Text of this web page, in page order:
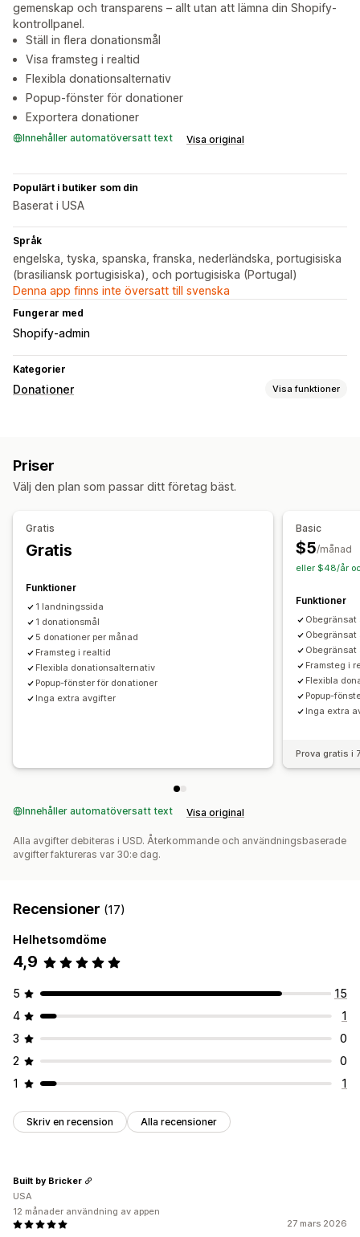
gemenskap och transparens – allt utan att lämna din Shopify-
kontrollpanel.
Ställ in flera donationsmål
Visa framsteg i realtid
Flexibla donationsalternativ
Popup-fönster för donationer
Exportera donationer
Innehåller automatöversatt text Visa original
Populärt i butiker som din
Baserat i USA
Språk
engelska, tyska, spanska, franska, nederländska, portugisiska
(brasiliansk portugisiska), och portugisiska (Portugal)
Denna app finns inte översatt till svenska
Fungerar med
Shopify-admin
Kategorier
Donationer Visa funktioner
Landningssidor
Kampanjer
Priser
Välj den plan som passar ditt företag bäst.
Gratis
Gratis
Funktioner
1 landningssida
1 donationsmål
5 donationer per månad
Framsteg i realtid
Flexibla donationsalternativ
Popup-fönster för donationer
Inga extra avgifter
Basic
$5/månad
eller $48/år
Funktioner
Framsteg i
Flexibla
Popup-
Inga extra
Prova gratis i
Innehåller automatöversatt text Visa original
Alla avgifter debiteras i USD. Återkommande och användningsbaserade
avgifter faktureras var 30:e dag.
Recensioner (17)
Helhetsomdöme
4,9
5
15
4
1
3
0
2
0
1
1
Skriv en recension Alla recensioner
27 mars 2026
Built by Bricker
USA
12 månader användning av appen